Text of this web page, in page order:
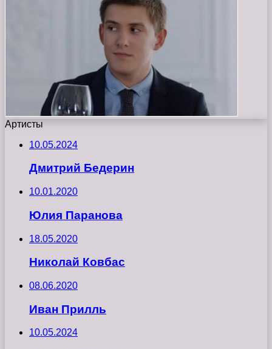
Артисты
10.05.2024
Дмитрий Бедерин
10.01.2020
Юлия Паранова
18.05.2020
Николай Ковбас
08.06.2020
Иван Прилль
10.05.2024